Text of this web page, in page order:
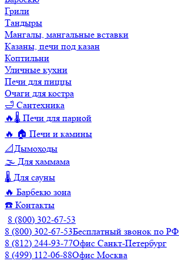
Грили
Тандыры
Мангалы, мангальные вставки
Казаны, печи под казан
Коптильни
Уличные кухни
Печи для пиццы
Очаги для костра
🛁 Сантехника
🔥🌡️ Печи для парной
🔥 🏠 Печи и камины
📐Дымоходы
🌫️ Для хаммама
🌡️ Для сауны
🔥 Барбекю зона
☎️ Контакты
8 (800) 302-67-53
8 (800) 302-67-53Бесплатный звонок по РФ
8 (812) 244-93-77Офис Санкт-Петербург
8 (499) 112-06-88Офис Москва